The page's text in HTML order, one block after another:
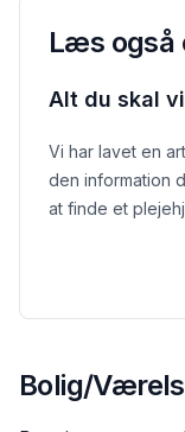
Læs også
Alt du skal
Vi har lavet en
den information
at finde et
Bolig/